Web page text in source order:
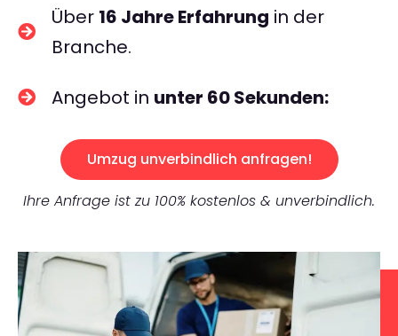
Über 16 Jahre Erfahrung in der
Branche.
Angebot in unter 60 Sekunden:
Umzug unverbindlich anfragen!
Ihre Anfrage ist zu 100% kostenlos & unverbindlich.